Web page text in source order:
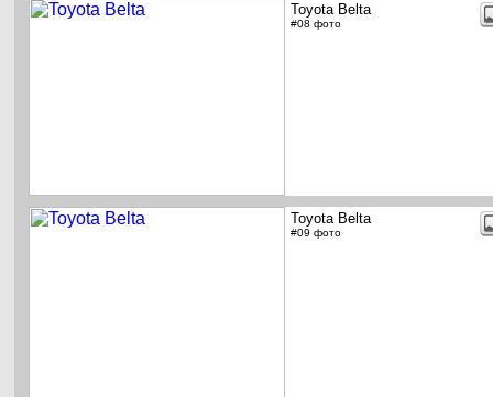
Toyota Belta
#08 фото
Toyota Belta
#09 фото